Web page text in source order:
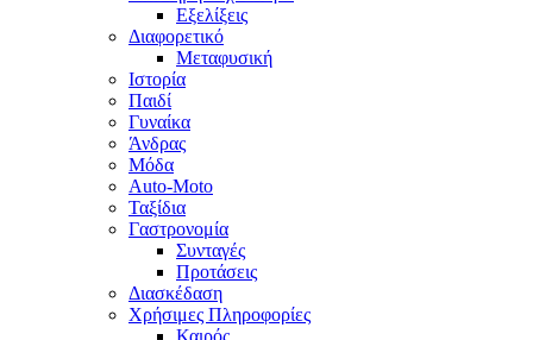
Εξελίξεις
Διαφορετικό
Μεταφυσική
Ιστορία
Παιδί
Γυναίκα
Άνδρας
Μόδα
Auto-Moto
Ταξίδια
Γαστρονομία
Συνταγές
Προτάσεις
Διασκέδαση
Χρήσιμες Πληροφορίες
Καιρός